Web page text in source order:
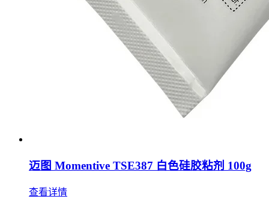
迈图 Momentive TSE387 白色硅胶粘剂 100g
查看详情